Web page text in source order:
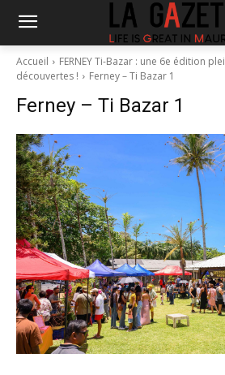
Accueil
FERNEY Ti-Bazar : une 6e édition
découvertes !
Ferney – Ti Bazar 1
Ferney – Ti Bazar 1